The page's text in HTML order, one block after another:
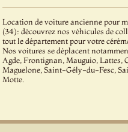
Location de voiture ancienne pour
(34): découvrez nos véhicules de
tout le département pour votre
Nos voitures se déplacent
Agde, Frontignan, Mauguio,
Maguelone, Saint-Gély-du-Fesc,
Motte.